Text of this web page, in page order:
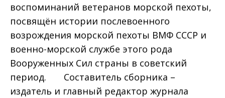
воспоминаний ветеранов морской пехоты,
посвящён истории послевоенного
возрождения морской пехоты ВМФ СССР и
военно-морской службе этого рода
Вооруженных Сил страны в советский
период. Составитель сборника –
издатель и главный редактор журнала